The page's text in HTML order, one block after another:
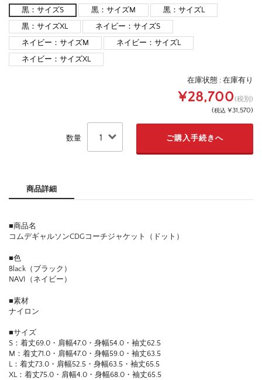
黒：サイズS
黒：サイズM
黒：サイズL
黒：サイズXL
ネイビー：サイズS
ネイビー：サイズM
ネイビー：サイズL
ネイビー：サイズXL
在庫状態 : 在庫有り
¥28,700(税別)
(税込 ¥31,570)
数量
商品詳細
■商品名
コムデギャルソンCDGコーチジャケット（ドット）
■色
Black（ブラック）
NAVI（ネイビー）
■素材
ナイロン
■サイズ
S：着丈69.0・肩幅47.0・身幅54.0・袖丈62.5
M：着丈71.0・肩幅47.0・身幅59.0・袖丈63.5
L：着丈73.0・肩幅52.5・身幅63.5・袖丈65.5
XL：着丈75.0・肩幅4.0・身幅68.0・袖丈65.5